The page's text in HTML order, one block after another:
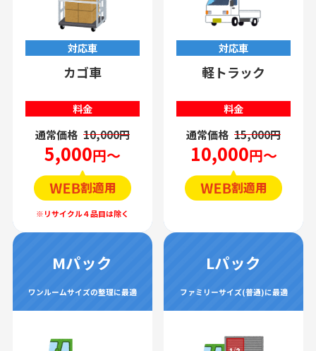
対応車
カゴ車
料金
通常価格 10,000円
5,000円～
対応車
軽トラック
料金
通常価格 15,000円
10,000円～
Mパック
ワンルームサイズの整理に最適
Lパック
ファミリーサイズ(普通)に最適